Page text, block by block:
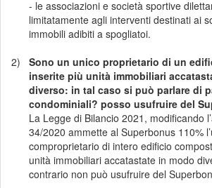
- le associazioni e società sportive
limitatamente agli interventi destinati ai
immobili adibiti a spogliatoi.
2)
Sono un unico proprietario di un
inserite più unità immobiliari
diverso: in tal caso si può parlare di
condominiali? posso usufruire del
La Legge di Bilancio 2021, modificando
34/2020 ammette al Superbonus 110%
comproprietario di intero edificio
unità immobiliari accatastate in modo
contrario non può usufruire del